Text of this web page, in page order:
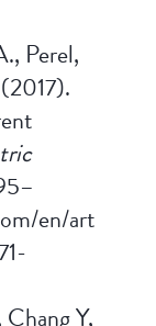
Perel,
en/art
Y,